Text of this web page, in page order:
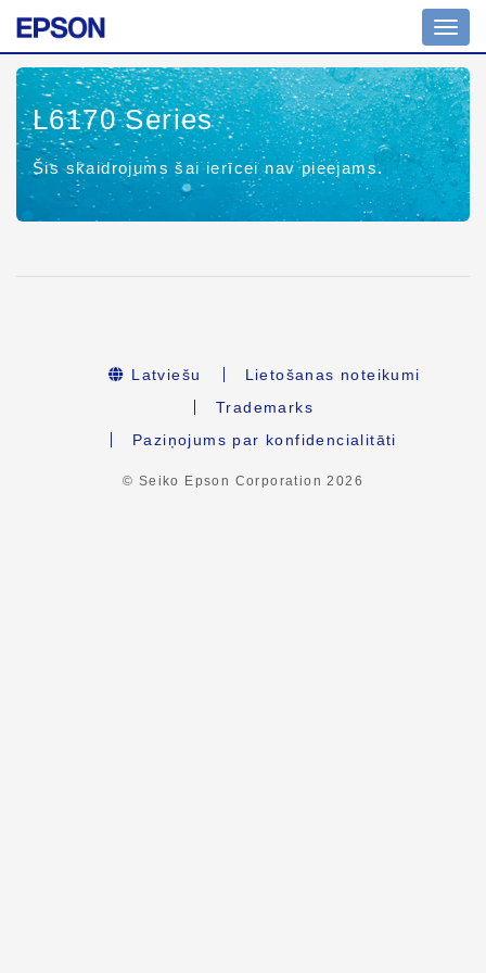
L6170 Series
Šis skaidrojums šai ierīcei nav pieejams.
Latviešu
Lietošanas noteikumi
Trademarks
Paziņojums par konfidencialitāti
© Seiko Epson Corporation2026